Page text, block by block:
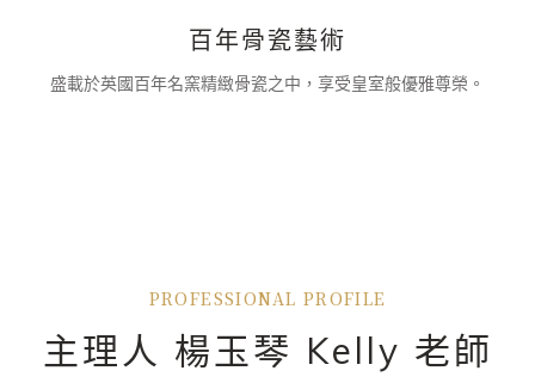
百年骨瓷藝術
盛載於英國百年名窯精緻骨瓷之中，享受皇室般優雅尊榮。
PROFESSIONAL PROFILE
主理人 楊玉琴 Kelly 老師